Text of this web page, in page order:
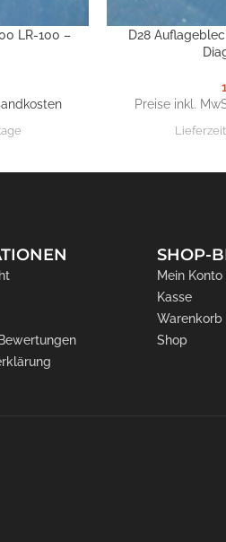
LR-100 –
IN DEN WARENKORB
D28
Preise inkl.
SHOP-
Mein Konto
Kasse
Warenkorb
Shop